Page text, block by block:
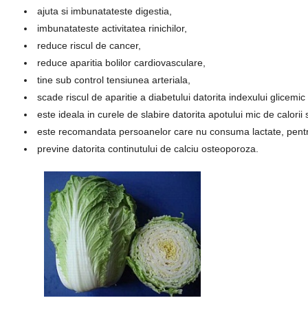
ajuta si imbunatateste digestia,
imbunatateste activitatea rinichilor,
reduce riscul de cancer,
reduce aparitia bolilor cardiovasculare,
tine sub control tensiunea arteriala,
scade riscul de aparitie a diabetului datorita indexului glicemic
este ideala in curele de slabire datorita apotului mic de
este recomandata persoanelor care nu consuma lactate,
previne datorita continutului de calciu osteoporoza.